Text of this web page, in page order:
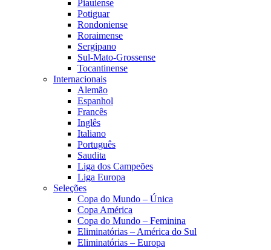
Piauiense
Potiguar
Rondoniense
Roraimense
Sergipano
Sul-Mato-Grossense
Tocantinense
Internacionais
Alemão
Espanhol
Francês
Inglês
Italiano
Português
Saudita
Liga dos Campeões
Liga Europa
Seleções
Copa do Mundo – Única
Copa América
Copa do Mundo – Feminina
Eliminatórias – América do Sul
Eliminatórias – Europa